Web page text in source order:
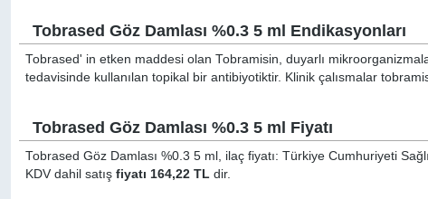
Tobrased Göz Damlası %0.3 5 ml Endikasyonları
Tobrased' in etken maddesi olan Tobramisin, duyarlı
tedavisinde kullanılan topikal bir antibiyotiktir. Klinik çalısmalar
Tobrased Göz Damlası %0.3 5 ml Fiyatı
Tobrased Göz Damlası %0.3 5 ml, ilaç fiyatı: Türkiye Cumhuriyeti
KDV dahil satışfiyatı 164,22 TL dir.